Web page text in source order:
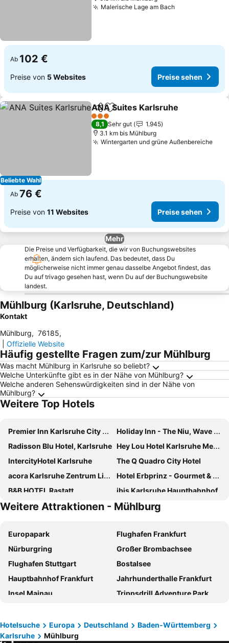
Malerische Lage am Bach
Ab 102 €
Preise von 5 Websites Preise sehen
Beliebte Wahl
TeilenZu Favoriten hinzufügen
ANA Suites Karlsruhe
3 Sterne
8,1 Sehr gut
1.945
3.1 km bis Mühlburg
Wintergarten und grüne Außenbereiche
Ab 76 €
Preise von 11 Websites Preise sehen
Mehr
Die Preise und Verfügbarkeit, die wir von Buchungswebsites
erhalten, ändern sich laufend. Das bedeutet, dass Du
möglicherweise nicht immer genau dasselbe Angebot findest, das
Du auf trivago gesehen hast, wenn Du auf der Buchungswebsite
landest.
Mühlburg (Karlsruhe, Deutschland)
Kontakt
Mühlburg, 76185,
Offizielle Website
Häufig gestellte Fragen zum/zur Mühlburg
Was macht Mühlburg in Karlsruhe so beliebt?
Welche Unterkünfte gibt es in der Nähe von Mühlburg?
Welche anderen Sehenswürdigkeiten sind in der Nähe von
Mühlburg?
Weitere Top Hotels
Premier Inn Karlsruhe City Am Wasserturm
Holiday Inn - The Niu, Wave Karlsruhe Oststadt By Ihg
Radisson Blu Hotel, Karlsruhe Hey Lou Hotel Karlsruhe Messe
IntercityHotel Karlsruhe
The Q Quadro City Hotel
acora Karlsruhe Zentrum Living the City
Hotel Erbprinz - Gourmet & Spa
B&B HOTEL Rastatt
ibis Karlsruhe Hauptbahnhof
Hotel Santo
Hotel Krone
Hotel Watthalden
Motel One Karlsruhe
Moxy Karlsruhe
Novotel Karlsruhe City
Arthotel ANA Eden
Hotel Kaiserhof
Hotel am Karlstor
B&B Hotel Karlsruhe
Hotel Astoria
Zi Hotel & Lounge
Holiday Inn Express Karlsruhe - City Park by IHG
ibis Styles Karlsruhe Ettlingen
Hotel Aviva
Weitere Attraktionen - Mühlburg
Europapark
Flughafen Frankfurt
Nürburgring
Großer Brombachsee
Flughafen Stuttgart
Bostalsee
Hauptbahnhof Frankfurt
Jahrhunderthalle Frankfurt
Insel Mainau
Trippsdrill Adventure Park
Messe Frankfurt
Wilhelma
Ahrweiler
Hotelsuche Europa Deutschland
Baden-Württemberg
Karlsruhe
Mühlburg